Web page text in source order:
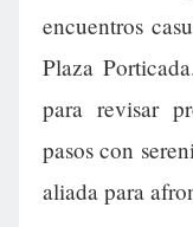
encuentros
Plaza
para revisar
pasos con
aliada para